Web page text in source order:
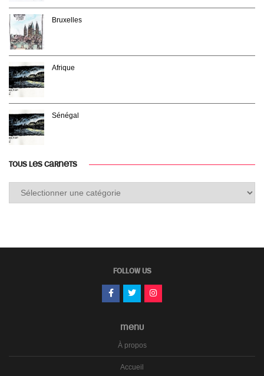
Bruxelles
Afrique
Sénégal
TOUS LES CARNETS
FOLLOW US
MENU
À propos
Accueil